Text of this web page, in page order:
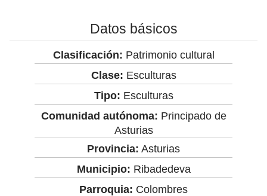
Datos básicos
Clasificación: Patrimonio cultural
Clase: Esculturas
Tipo: Esculturas
Comunidad autónoma: Principado de
Asturias
Provincia: Asturias
Municipio: Ribadedeva
Parroquia: Colombres